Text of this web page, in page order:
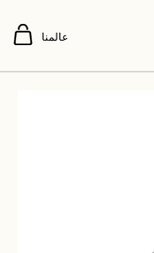
عالمنا